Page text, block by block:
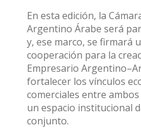
En esta edición, la
Argentino Árabe será
y, ese marco, se firmará
cooperación para la
Empresario
fortalecer los vínculos
comerciales entre
un espacio institucional
conjunto.